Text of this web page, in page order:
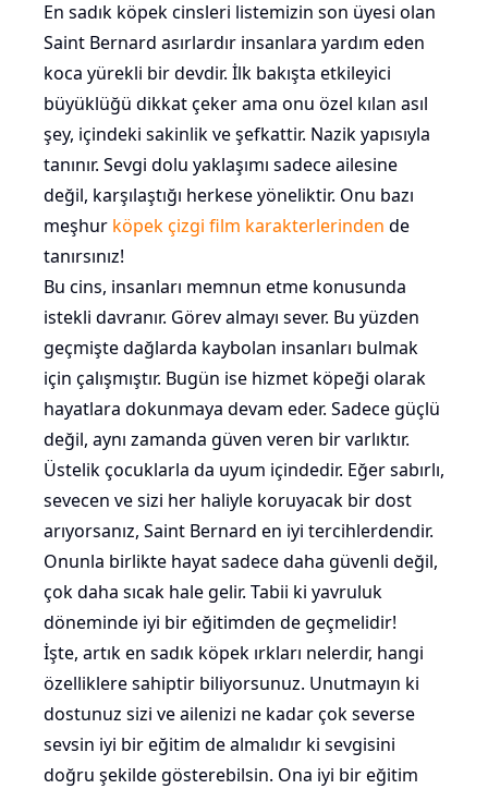
En sadık köpek cinsleri listemizin son üyesi olan
Saint Bernard asırlardır insanlara yardım eden
koca yürekli bir devdir. İlk bakışta etkileyici
büyüklüğü dikkat çeker ama onu özel kılan asıl
şey, içindeki sakinlik ve şefkattir. Nazik yapısıyla
tanınır. Sevgi dolu yaklaşımı sadece ailesine
değil, karşılaştığı herkese yöneliktir. Onu bazı
meşhur köpek çizgi film karakterlerinden de
tanırsınız!
Bu cins, insanları memnun etme konusunda
istekli davranır. Görev almayı sever. Bu yüzden
geçmişte dağlarda kaybolan insanları bulmak
için çalışmıştır. Bugün ise hizmet köpeği olarak
hayatlara dokunmaya devam eder. Sadece güçlü
değil, aynı zamanda güven veren bir varlıktır.
Üstelik çocuklarla da uyum içindedir. Eğer sabırlı,
sevecen ve sizi her haliyle koruyacak bir dost
arıyorsanız, Saint Bernard en iyi tercihlerdendir.
Onunla birlikte hayat sadece daha güvenli değil,
çok daha sıcak hale gelir. Tabii ki yavruluk
döneminde iyi bir eğitimden de geçmelidir!
İşte, artık en sadık köpek ırkları nelerdir, hangi
özelliklere sahiptir biliyorsunuz. Unutmayın ki
dostunuz sizi ve ailenizi ne kadar çok severse
sevsin iyi bir eğitim de almalıdır ki sevgisini
doğru şekilde gösterebilsin. Ona iyi bir eğitim